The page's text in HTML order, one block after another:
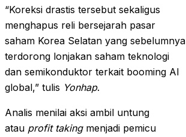
“Koreksi drastis tersebut sekaligus
menghapus reli bersejarah pasar
saham Korea Selatan yang sebelumnya
terdorong lonjakan saham teknologi
dan semikonduktor terkait booming AI
global,” tulis Yonhap.
Analis menilai aksi ambil untung
atau profit takingmenjadi pemicu